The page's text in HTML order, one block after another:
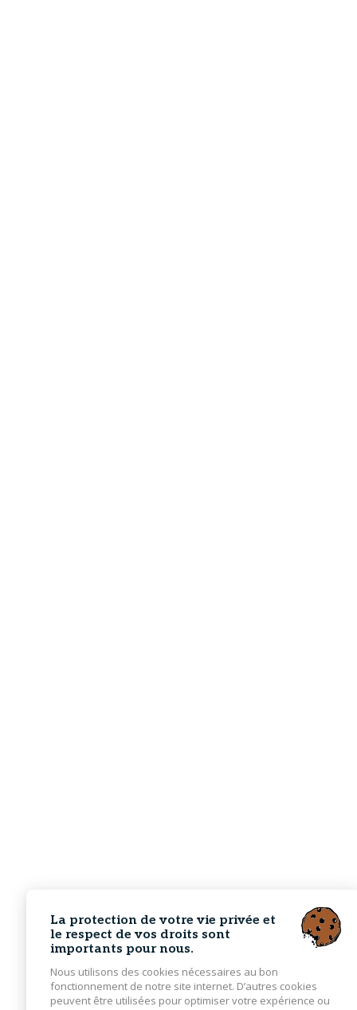
La protection de votre vie privée et
le respect de vos droits sont
importants pour nous.
Nous utilisons des cookies nécessaires au bon
fonctionnement de notre site internet. D’autres cookies
peuvent être utilisées pour optimiser votre expérience ou